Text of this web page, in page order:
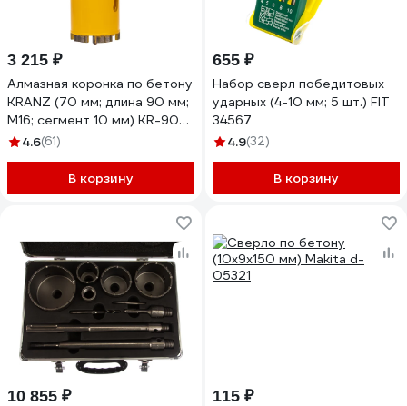
3 215 ₽
Алмазная коронка по бетону
KRANZ (70 мм; длина 90 мм;
М16; сегмент 10 мм) KR-90-
0164
4.6(61)
В корзину
655 ₽
Набор сверл победитовых
ударных (4-10 мм; 5 шт.) FIT
34567
4.9(32)
В корзину
10 855 ₽ 115 ₽